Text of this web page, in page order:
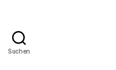
Suchen